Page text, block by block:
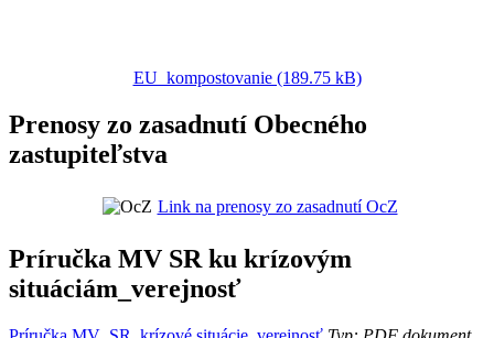
EU_kompostovanie (189.75 kB)
Prenosy zo zasadnutí Obecného
zastupiteľstva
Link na prenosy zo zasadnutí OcZ
Príručka MV SR ku krízovým
situáciám_verejnosť